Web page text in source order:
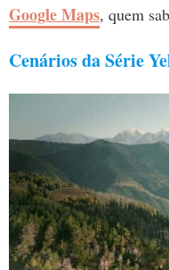
Google Maps, quem
Cenários da Série